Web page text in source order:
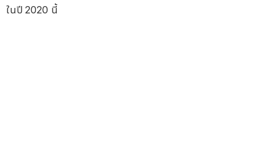
ในปี 2020 นี้